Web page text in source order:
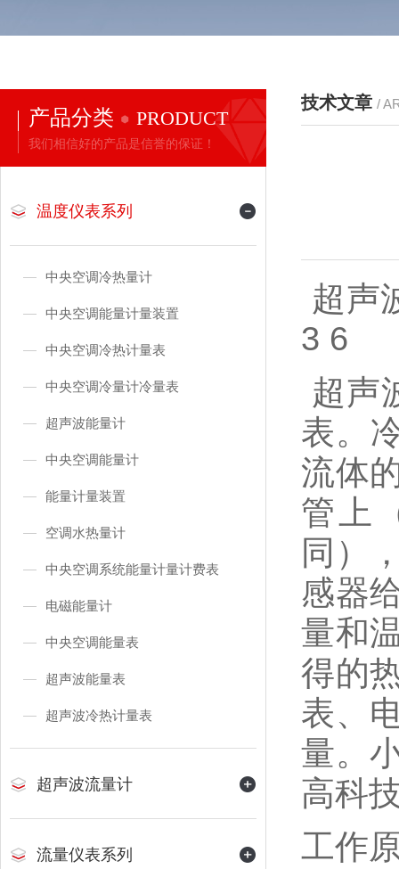
产品分类 PRODUCT
我们相信好的产品是信誉的保证！
温度仪表系列
中央空调冷热量计
中央空调能量计量装置
中央空调冷热计量表
中央空调冷量计冷量表
超声波能量计
中央空调能量计
能量计量装置
空调水热量计
中央空调系统能量计量计费表
电磁能量计
中央空调能量表
超声波能量表
超声波冷热计量表
超声波流量计
流量仪表系列
技术文章 /
超声
3 6
超声
表。
流体
管上
同）
感器
量和
得的
表、
量。
高科
工作